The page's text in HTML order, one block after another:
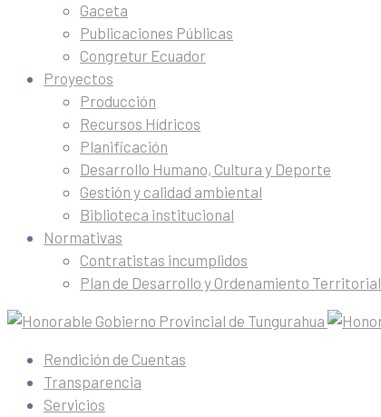
Gaceta
Publicaciones Públicas
Congretur Ecuador
Proyectos
Producción
Recursos Hídricos
Planificación
Desarrollo Humano, Cultura y Deporte
Gestión y calidad ambiental
Biblioteca institucional
Normativas
Contratistas incumplidos
Plan de Desarrollo y Ordenamiento Territorial
Rendición de Cuentas
Transparencia
Servicios